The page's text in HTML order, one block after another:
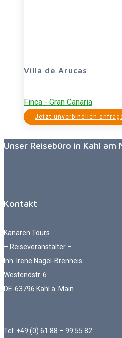
Villa de Arucas
Finca - Gran Canaria
Jetzt unverbindlich
Unser Reisebüro in Kahl am
Kontakt
Kanaren Tours
– Reiseveranstalter –
Inh. Irene Nagel-Brenneis
Westendstr. 6
DE-63796 Kahl a. Main
Tel: +49 (0) 61 88 – 99 55 82